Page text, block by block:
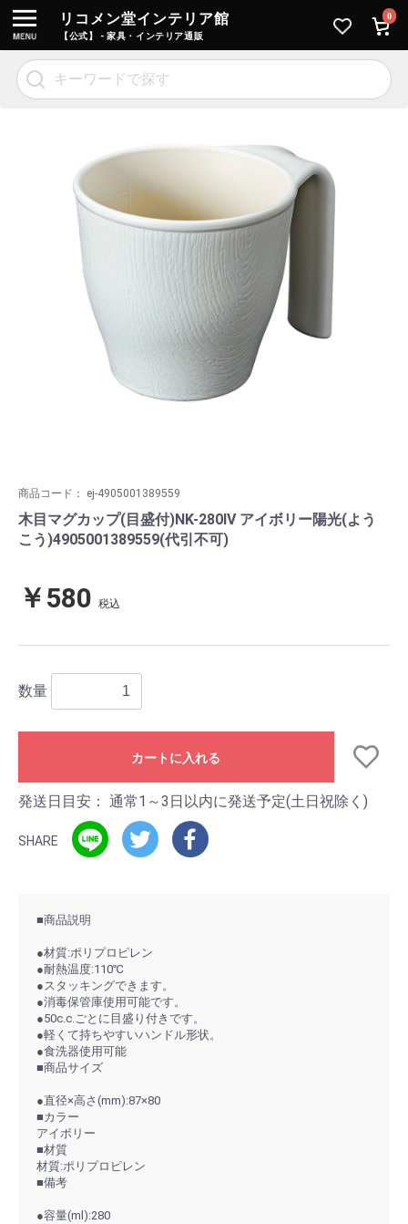
リコメン堂インテリア館
【公式】 - 家具・インテリア通販
0
商品コード： ej-4905001389559
木目マグカップ(目盛付)NK-280IV アイボリー陽光(よう
こう)4905001389559(代引不可)
￥580 税込
数量
カートに入れる
発送日目安： 通常1～3日以内に発送予定(土日祝除く)
SHARE
■商品説明
●材質:ポリプロピレン
●耐熱温度:110℃
●スタッキングできます。
●消毒保管庫使用可能です。
●50c.c.ごとに目盛り付きです。
●軽くて持ちやすいハンドル形状。
●食洗器使用可能
■商品サイズ
●直径×高さ(mm):87×80
■カラー
アイボリー
■材質
材質:ポリプロピレン
■備考
●容量(ml):280